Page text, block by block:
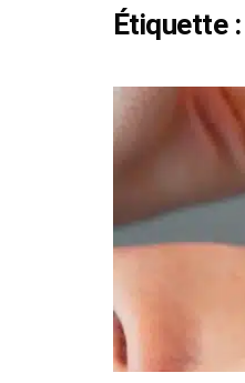
Étiquette :